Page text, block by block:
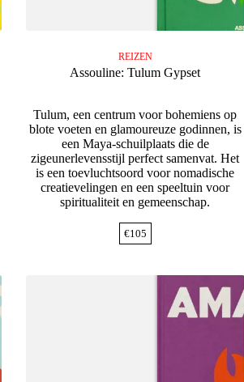
REIZEN
Assouline: Tulum Gypset
Tulum, een centrum voor bohemiens op
blote voeten en glamoureuze godinnen, is
een Maya-schuilplaats die de
zigeunerlevensstijl perfect samenvat. Het
is een toevluchtsoord voor nomadische
creatievelingen en een speeltuin voor
spiritualiteit en gemeenschap.
€105